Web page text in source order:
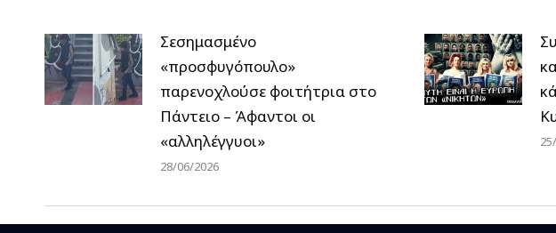
Σεσημασμένο
«προσφυγόπουλο»
παρενοχλούσε φοιτήτρια στο
Πάντειο – Άφαντοι οι
«αλληλέγγυοι»
28/06/2026